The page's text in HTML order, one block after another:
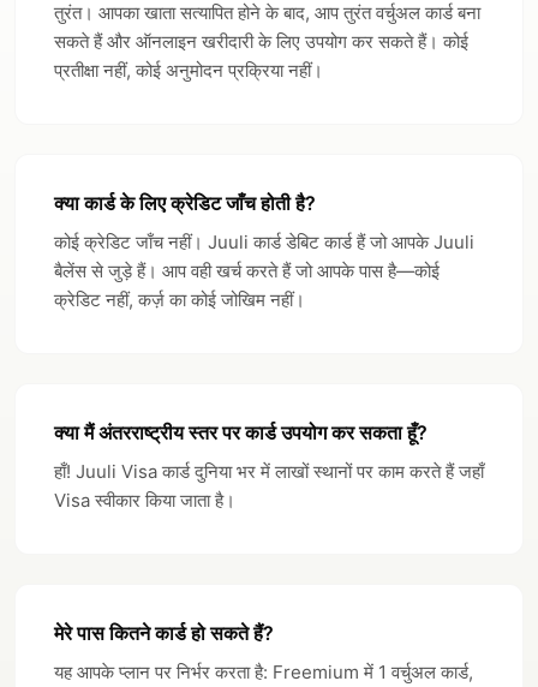
तुरंत। आपका खाता सत्यापित होने के बाद, आप तुरंत वर्चुअल कार्ड बना
सकते हैं और ऑनलाइन खरीदारी के लिए उपयोग कर सकते हैं। कोई
प्रतीक्षा नहीं, कोई अनुमोदन प्रक्रिया नहीं।
क्या कार्ड के लिए क्रेडिट जाँच होती है?
कोई क्रेडिट जाँच नहीं। Juuli कार्ड डेबिट कार्ड हैं जो आपके Juuli
बैलेंस से जुड़े हैं। आप वही खर्च करते हैं जो आपके पास है—कोई
क्रेडिट नहीं, कर्ज़ का कोई जोखिम नहीं।
क्या मैं अंतरराष्ट्रीय स्तर पर कार्ड उपयोग कर सकता हूँ?
हाँ! Juuli Visa कार्ड दुनिया भर में लाखों स्थानों पर काम करते हैं जहाँ
Visa स्वीकार किया जाता है।
मेरे पास कितने कार्ड हो सकते हैं?
यह आपके प्लान पर निर्भर करता है: Freemium में 1 वर्चुअल कार्ड,